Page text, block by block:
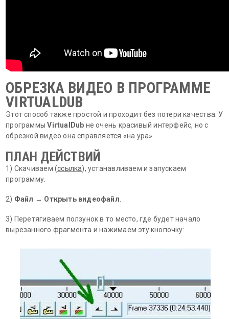
ОБРЕЗКА ВИДЕО В ПРОГРАММЕ
VIRTUALDUB
Этот способ также простой и проходит без потери качества. У
программыVirtualDub не очень красивый интерфейс, но с
обрезкой видео она справляется «на ура».
ПЛАН ДЕЙСТВИЙ
1) Скачиваем (ссылка), устанавливаем и запускаем
программу.
2) Файл → Открыть видеофайл
3) Перетягиваем ползунок в то место, где будет начало
вырезанного фрагмента и нажимаем эту кнопочку: